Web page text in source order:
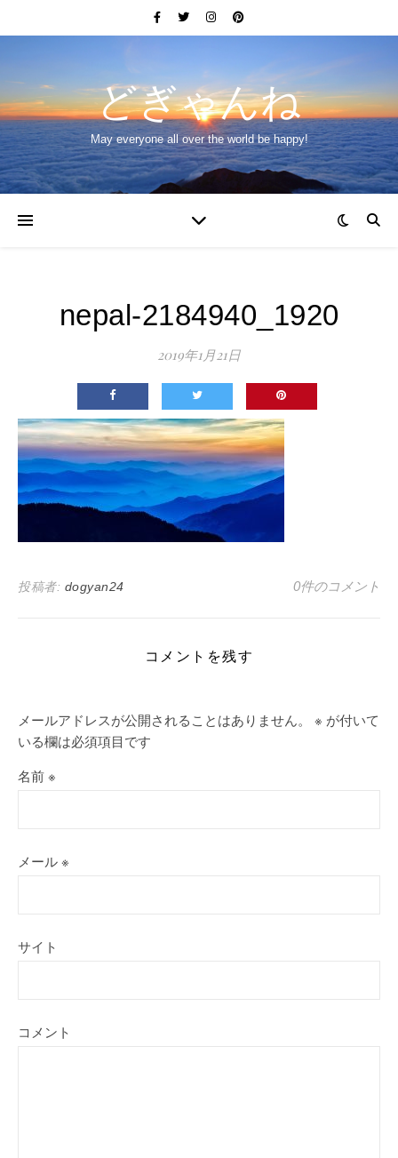
どぎゃんね
May everyone all over the world be happy!
nepal-2184940_1920
2019年1月21日
投稿者: dogyan24 0件のコメント
コメントを残す
メールアドレスが公開されることはありません。 ※ が付いて
いる欄は必須項目です
名前 ※
メール ※
サイト
コメント